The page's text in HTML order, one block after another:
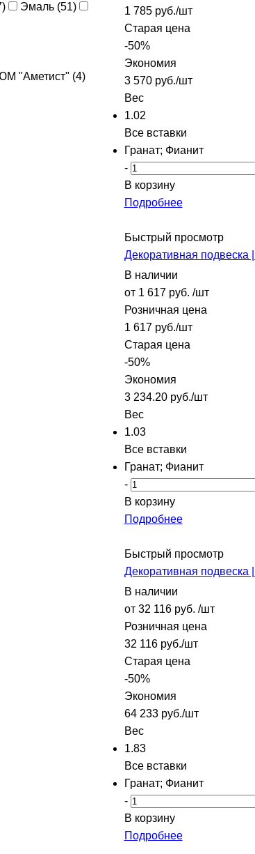
1 785руб./шт
Старая цена
-50%
Экономия
3 570руб./шт
Вес
1.02
Все вставки
Гранат; Фианит
-
В корзину
Подробнее
Быстрый просмотр
Декоративная
В наличии
от 1 617 руб. /шт
Розничная цена
1 617руб./шт
Старая цена
-50%
Экономия
3 234.20руб./шт
Вес
1.03
Все вставки
Гранат; Фианит
-
В корзину
Подробнее
Быстрый просмотр
Декоративная подвеска
В наличии
от 32 116 руб. /шт
Розничная цена
32 116руб./шт
Старая цена
-50%
Экономия
64 233руб./шт
Вес
1.83
Все вставки
Гранат; Фианит
-
В корзину
Подробнее
) Эмаль (51)
"Аметист" (4)